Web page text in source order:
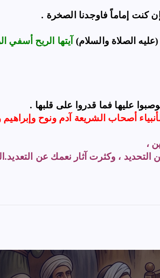
كنت إماماً فاوجدنا الصخرة .
الصلاة والسلام) آيتها الريح أسفي
عليها فما قدروا على قلبها .
أصحاب الشريعة آدم ونوح
،
، وكثرت آثار نعمك عن التعديد.